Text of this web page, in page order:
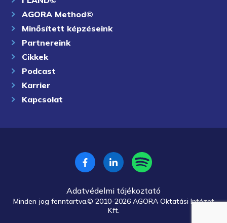
AGORA Method©
Minősített képzéseink
Partnereink
Cikkek
Podcast
Karrier
Kapcsolat
Adatvédelmi tájékoztató
Minden jog fenntartva.© 2010-2026 AGORA Oktatási Intézet
Kft.